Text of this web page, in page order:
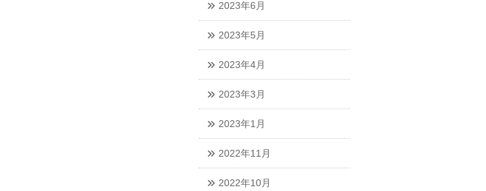
2023年6月
2023年5月
2023年4月
2023年3月
2023年1月
2022年11月
2022年10月